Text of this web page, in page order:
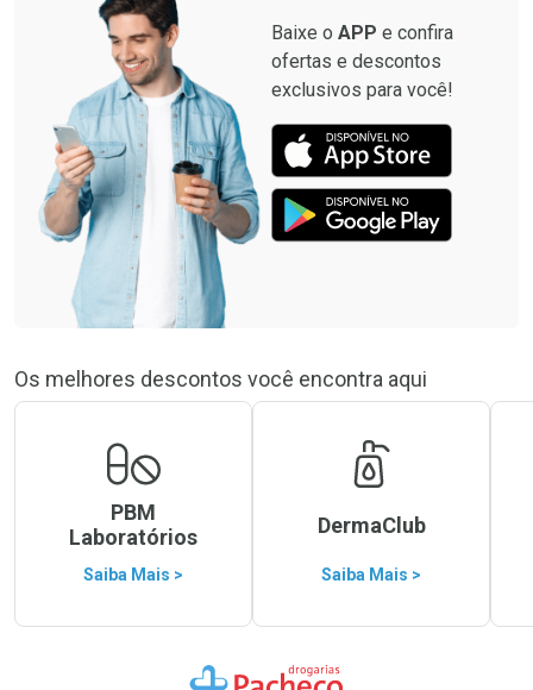
Baixe o APP e confira
ofertas e descontos
exclusivos para você!
Os melhores descontos você encontra aqui
PBM
Laboratórios
Saiba Mais >
DermaClub
Saiba Mais >
Ir para a Home